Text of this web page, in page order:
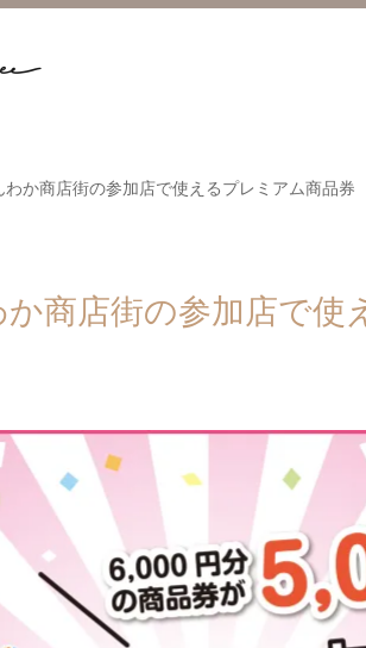
わか商店街の参加店で使えるプレミアム商品券
商店街の参加店で使